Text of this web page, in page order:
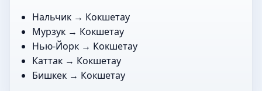
Нальчик → Кокшетау
Мурзук → Кокшетау
Нью-Йорк → Кокшетау
Каттак → Кокшетау
Бишкек → Кокшетау